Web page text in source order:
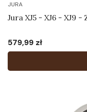
JURA
Jura XJ5 - XJ6 - XJ9
Cena
579,99 zł